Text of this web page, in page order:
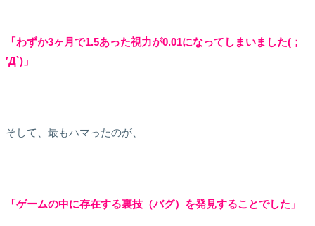
「わずか3ヶ月で1.5あった視力が0.01になってしまいました(；
′Д`)」
そして、最もハマったのが、
「ゲームの中に存在する裏技（バグ）を発見することでした」